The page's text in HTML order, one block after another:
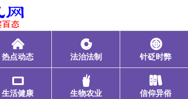
󰄫
热点动态
󰁍
法治法制
󰃓
针砭时弊
󰁰
生活健康
󰂺
生物农业
󰃊
信仰异俗